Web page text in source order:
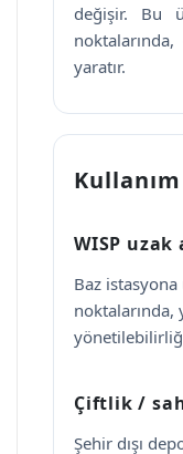
değişir. Bu
yaratır.
WISP uzak
Baz
noktalarında,
Çiftlik /
Şehir dışı